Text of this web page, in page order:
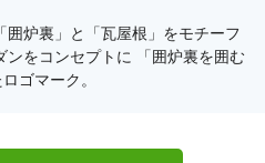
囲炉裏」と「瓦屋根」をモチーフ
をコンセプトに 「囲炉裏を囲む
ゴマーク。